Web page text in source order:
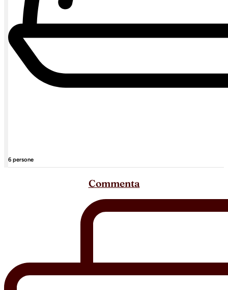
6 persone
Commenta